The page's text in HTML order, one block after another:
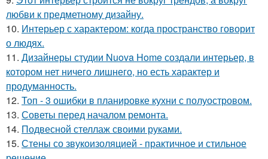
любви к предметному дизайну.
10. Интерьер с характером: когда пространство говорит
о людях.
11. Дизайнеры студии Nuova Home создали интерьер, в
котором нет ничего лишнего, но есть характер и
продуманность.
12. Топ - 3 ошибки в планировке кухни с полуостровом.
13. Советы перед началом ремонта.
14. Подвесной стеллаж своими руками.
15. Стены со звукоизоляцией - практичное и стильное